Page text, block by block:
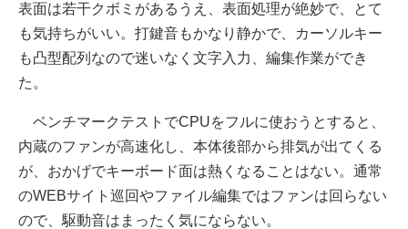
表面は若干クボミがあるうえ、表面処理が絶妙で、とて
も気持ちがいい。打鍵音もかなり静かで、カーソルキー
も凸型配列なので迷いなく文字入力、編集作業ができ
た。
ベンチマークテストでCPUをフルに使おうとすると、
内蔵のファンが高速化し、本体後部から排気が出てくる
が、おかげでキーボード面は熱くなることはない。通常
のWEBサイト巡回やファイル編集ではファンは回らない
ので、駆動音はまったく気にならない。